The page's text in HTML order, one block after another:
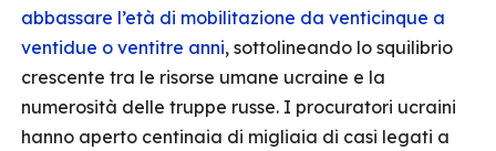
abbassare l’età di mobilitazione da venticinque a
ventidue o ventitre anni, sottolineando lo squilibrio
crescente tra le risorse umane ucraine e la
numerosità delle truppe russe. I procuratori ucraini
hanno aperto centinaia di migliaia di casi legati a